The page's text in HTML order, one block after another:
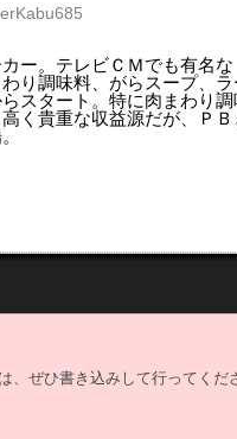
ー。テレビＣＭでも有名
り調味料、がらスープ、
スタート。特に肉まわり
く貴重な収益源だが、Ｐ
、ぜひ書き込みして行ってくだ